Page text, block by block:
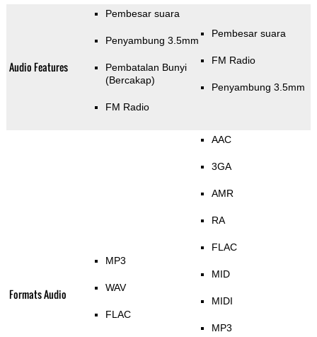
Audio Features
Pembesar suara
Penyambung 3.5mm
Pembatalan Bunyi
(Bercakap)
FM Radio
Pembesar suara
FM Radio
Penyambung 3.5mm
Formats Audio
MP3
WAV
FLAC
AAC
3GA
AMR
RA
FLAC
MID
MIDI
MP3